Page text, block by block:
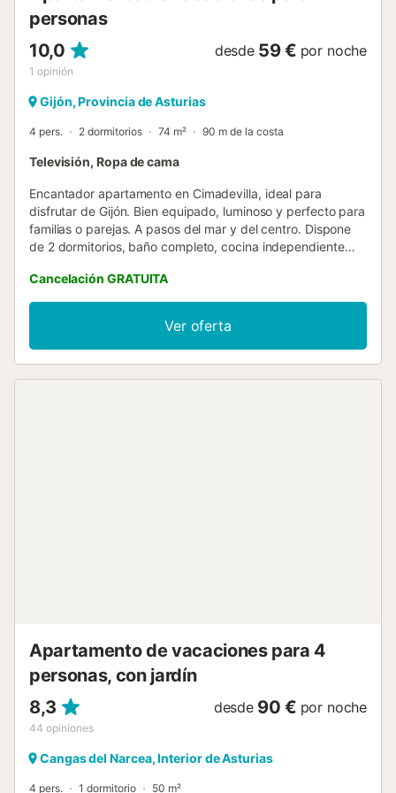
personas
10,0
1 opinión
desde 59 € por noche
Gijón, Provincia de Asturias
4 pers. 2 dormitorios 74 m² 90 m de la costa
Televisión, Ropa de cama
Encantador apartamento en Cimadevilla, ideal para
disfrutar de Gijón. Bien equipado, luminoso y perfecto para
familias o parejas. A pasos del mar y del centro. Dispone
de 2 dormitorios, baño completo, cocina independiente
y funcionales para una estancia perfecta. Ascensor
pequeño....
Cancelación GRATUITA
Ver oferta
Apartamento de vacaciones para 4
personas, con jardín
8,3
44 opiniones
desde 90 € por noche
Cangas del Narcea, Interior de Asturias
4 pers. 1 dormitorio 50 m²